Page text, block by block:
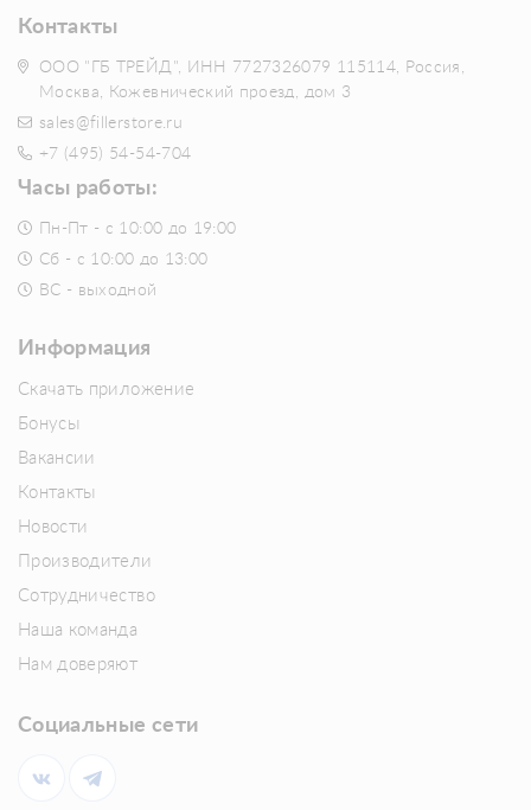
Контакты
ООО "ГБ ТРЕЙД", ИНН 7727326079 115114, Россия,
Москва, Кожевнический проезд, дом 3
sales@fillerstore.ru
+7 (495) 54-54-704
Часы работы:
Пн-Пт - с 10:00 до 19:00
Сб - с 10:00 до 13:00
ВС - выходной
Информация
Скачать приложение
Бонусы
Вакансии
Контакты
Новости
Производители
Сотрудничество
Наша команда
Нам доверяют
Социальные сети